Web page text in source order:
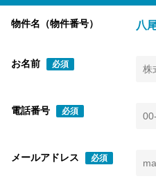
物件名（物件番号） 八
お名前 必須
電話番号 必須
メールアドレス 必須